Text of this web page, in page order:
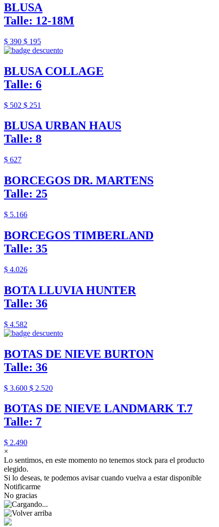
BLUSA
Talle: 12-18M
$ 390 $ 195
BLUSA COLLAGE
Talle: 6
$ 502 $ 251
BLUSA URBAN HAUS
Talle: 8
$ 627
BORCEGOS DR. MARTENS
Talle: 25
$ 5.166
BORCEGOS TIMBERLAND
Talle: 35
$ 4.026
BOTA LLUVIA HUNTER
Talle: 36
$ 4.582
BOTAS DE NIEVE BURTON
Talle: 36
$ 3.600 $ 2.520
BOTAS DE NIEVE LANDMARK T.7
Talle: 7
$ 2.490
×
Lo sentimos, en este momento no tenemos stock para el producto
elegido.
Si lo deseas, te podemos avisar cuando vuelva a estar disponible
Notificarme
No gracias